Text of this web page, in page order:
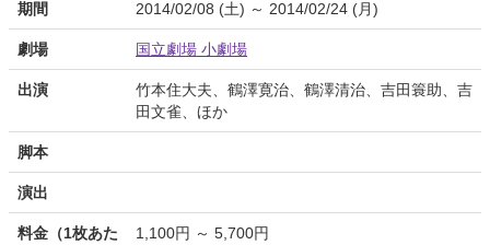
期間 2014/02/08 (土) ～ 2014/02/24 (月)
劇場 国立劇場 小劇場
出演
竹本住大夫、鶴澤寛治、鶴澤清治、吉田簑助、吉
田文雀、ほか
脚本
演出
料金（1枚あた
1,100円 ～ 5,700円